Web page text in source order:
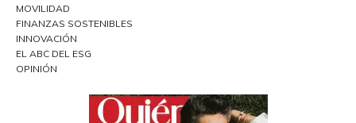
MOVILIDAD
FINANZAS SOSTENIBLES
INNOVACIÓN
EL ABC DEL ESG
OPINIÓN